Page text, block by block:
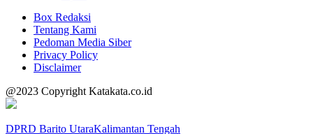
Box Redaksi
Tentang Kami
Pedoman Media Siber
Privacy Policy
Disclaimer
@2023 Copyright Katakata.co.id
DPRD Barito UtaraKalimantan Tengah